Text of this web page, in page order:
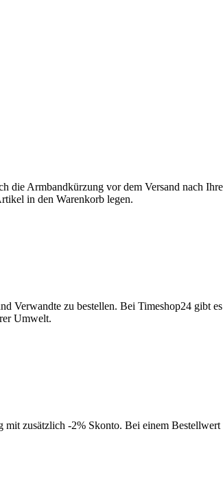
die Armbandkürzung vor dem Versand nach
in den Warenkorb legen.
Verwandte zu bestellen. Bei Timeshop24 gibt
Umwelt.
zusätzlich -2% Skonto. Bei einem